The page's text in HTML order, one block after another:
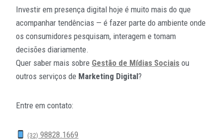
Investir em presença digital hoje é muito mais do que
acompanhar tendências — é fazer parte do ambiente onde
os consumidores pesquisam, interagem e tomam
decisões diariamente.
Quer saber mais sobre Gestão de Mídias Sociais ou
outros serviços de Marketing Digital?
Entre em contato:
(32) 98828.1669